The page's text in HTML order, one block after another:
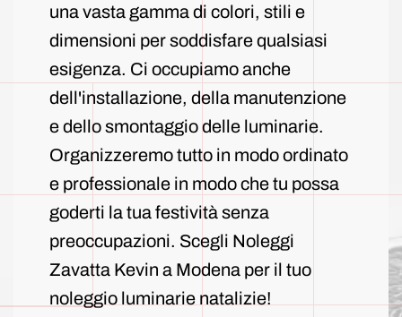
una vasta gamma di colori, stili e
dimensioni per soddisfare qualsiasi
esigenza. Ci occupiamo anche
dell'installazione, della manutenzione
e dello smontaggio delle luminarie.
Organizzeremo tutto in modo ordinato
e professionale in modo che tu possa
goderti la tua festività senza
preoccupazioni. Scegli Noleggi
Zavatta Kevin a Modena per il tuo
noleggio luminarie natalizie!